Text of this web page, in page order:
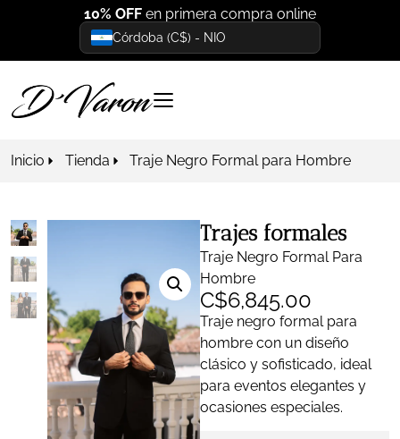
10% OFF en primera compra online
Córdoba (C$) - NIO
Inicio Tienda Traje Negro Formal para Hombre
Trajes formales
Traje Negro Formal Para
Hombre
C$6,845.00
Traje negro formal para
hombre con un diseño
clásico y sofisticado, ideal
para eventos elegantes y
ocasiones especiales.